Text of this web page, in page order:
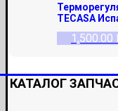
TECASA
1,500.00
КАТАЛОГ